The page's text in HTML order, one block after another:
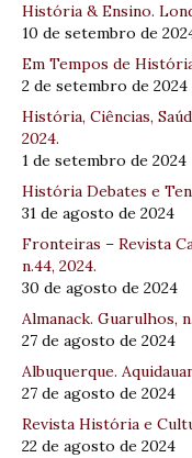
História & Ensino.
10 de setembro de
Em Tempos de
2 de setembro de 2024
História, Ciências,
2024.
1 de setembro de 2024
História Debates e
31 de agosto de 2024
Fronteiras – Revista
n.44, 2024.
30 de agosto de 2024
Almanack. Guarulhos,
27 de agosto de 2024
Albuquerque.
27 de agosto de 2024
Revista História e
22 de agosto de 2024